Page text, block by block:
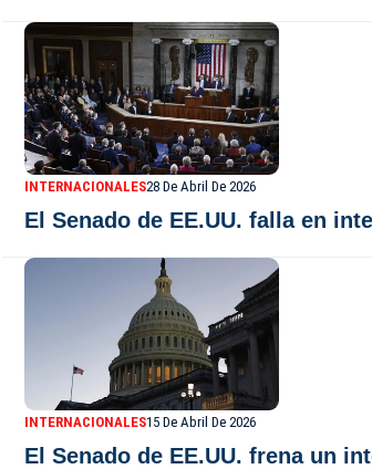
INTERNACIONALES28 De Abril De 2026
El Senado de EE.UU. falla en
INTERNACIONALES15 De Abril De 2026
El Senado de EE.UU. frena un